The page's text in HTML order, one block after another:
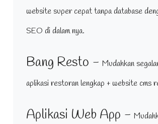
website super cepat tanpa database
SEO di dalam nya.
Bang Resto - Mudahkan
aplikasi restoran lengkap + website cms
Aplikasi Web App -